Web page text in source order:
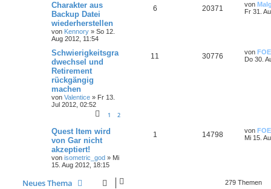
Charakter aus
Backup Datei
wiederherstellen
von Kennory » So 12.
Aug 2012, 11:54
6 20371 von
Fr 31.
Schwierigkeitsgra
dwechsel und
Retirement
rückgängig
machen
von Valentice » Fr 13.
Jul 2012, 02:52
1 2
11 30776 von FOE
Do 30.
Quest Item wird
von Gar nicht
akzeptiert!
von isometric_god » Mi
15. Aug 2012, 18:15
1 14798 von FOE
Mi 15.
Neues Thema 279 Themen